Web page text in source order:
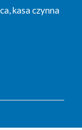
kasa czynna